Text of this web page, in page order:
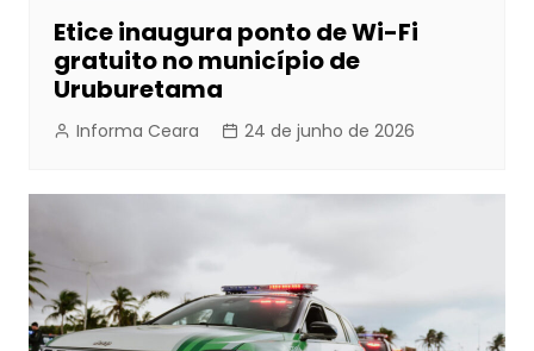
Etice inaugura ponto de Wi-Fi
gratuito no município de
Uruburetama
Informa Ceara 24 de junho de 2026